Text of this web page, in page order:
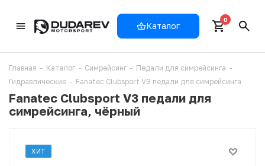
Каталог
0
Главная - Каталог - Симрейсинг - Педали для симрейсинга -
Гидравлические - Fanatec Clubsport V3 педали для симрейсинга
Fanatec Clubsport V3 педали для
симрейсинга, чёрный
ХИТ